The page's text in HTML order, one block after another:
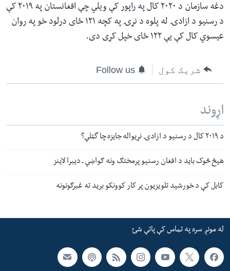
دغه سازمان د ۲۰۲۰ کال په راپور کې ویلي چې افغانستان په ۲۰۱۹ کې
د رسنیو د ازادۍ له پلوه د نړۍ په کچه ۱۲۱ ځای درلود خو په روان
عیسوي کال کې یې ۱۲۲ ځای خپل کړی دی.
شریک کول Follow us
اړوند
د ٢٠١٩ کال د رسنیو د ازادۍ نړیواله جایزه چا گټلې؟
هیڅ څوک باید د افغان رسنیو پرمختګ ونه ګواښي ـ دیبرا لاینز
کابل کې د خورشید تلویزیون پر کار کوونکو برید ته غبرګونونه
له مونږ سره په تماس کې پاتې شئ